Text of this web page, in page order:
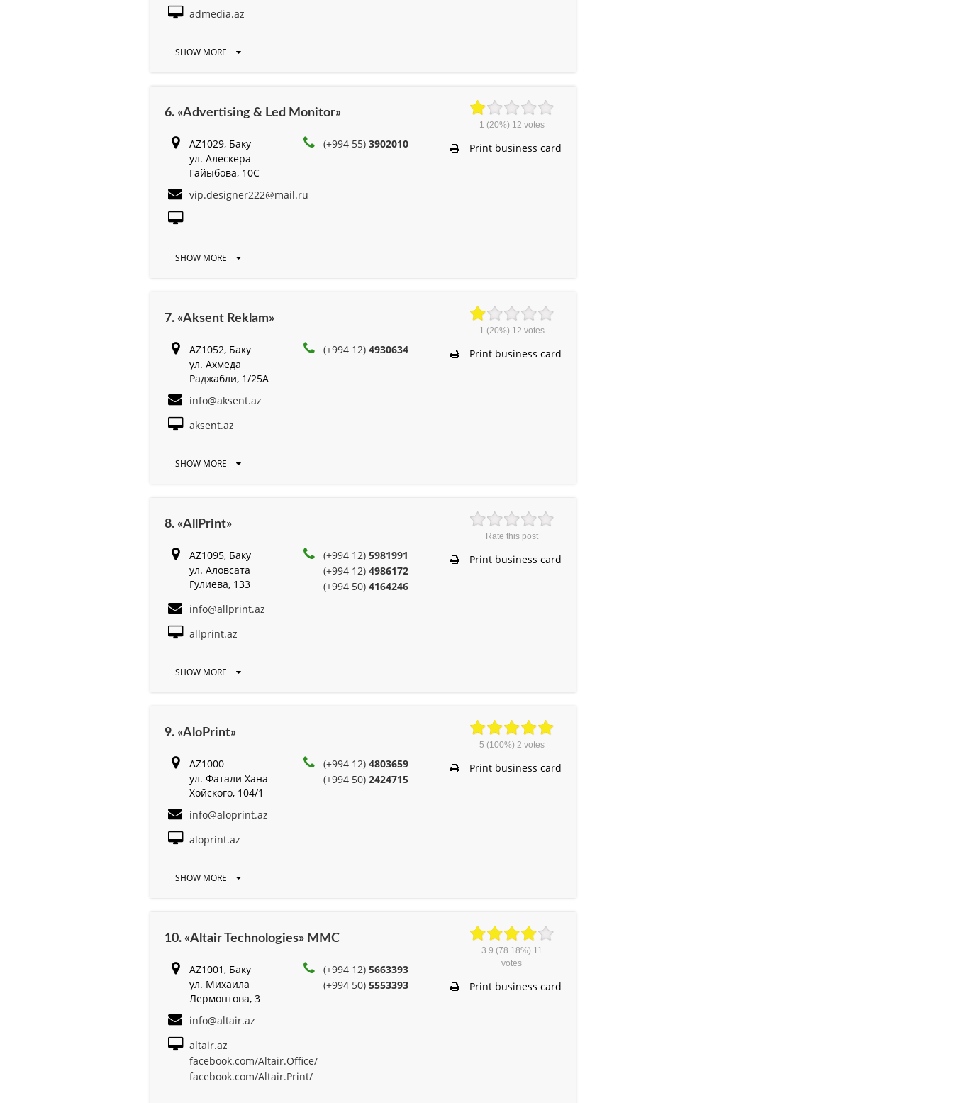
admedia.az
SHOW MORE
6. «Advertising & Led Monitor»
AZ1029, Баку
ул. Алескера
Гайыбова, 10С
(+994 55)3902010
vip.designer222@mail.ru
SHOW MORE
1 (20%) 12 votes
Print business card
7. «Aksent Reklam»
AZ1052, Баку
ул. Ахмеда
Раджабли, 1/25A
(+994 12)4930634
info@aksent.az
aksent.az
SHOW MORE
1 (20%) 12 votes
Print business card
8. «AllPrint»
AZ1095, Баку
ул. Аловсата
Гулиева, 133
(+994 12)5981991
(+994 12)4986172
(+994 50)4164246
info@allprint.az
allprint.az
SHOW MORE
Rate this post
Print business card
9. «AloPrint»
AZ1000
ул. Фатали Хана
Хойского, 104/1
(+994 12)4803659
(+994 50)2424715
info@aloprint.az
aloprint.az
SHOW MORE
5 (100%) 2 votes
Print business card
10. «Altair Technologies» MMC
AZ1001, Баку
ул. Михаила
Лермонтова, 3
(+994 12)5663393
(+994 50)5553393
info@altair.az
altair.az
facebook.com/Altair.Office/
facebook.com/Altair.Print/
3.9 (78.18%) 11
votes
Print business card